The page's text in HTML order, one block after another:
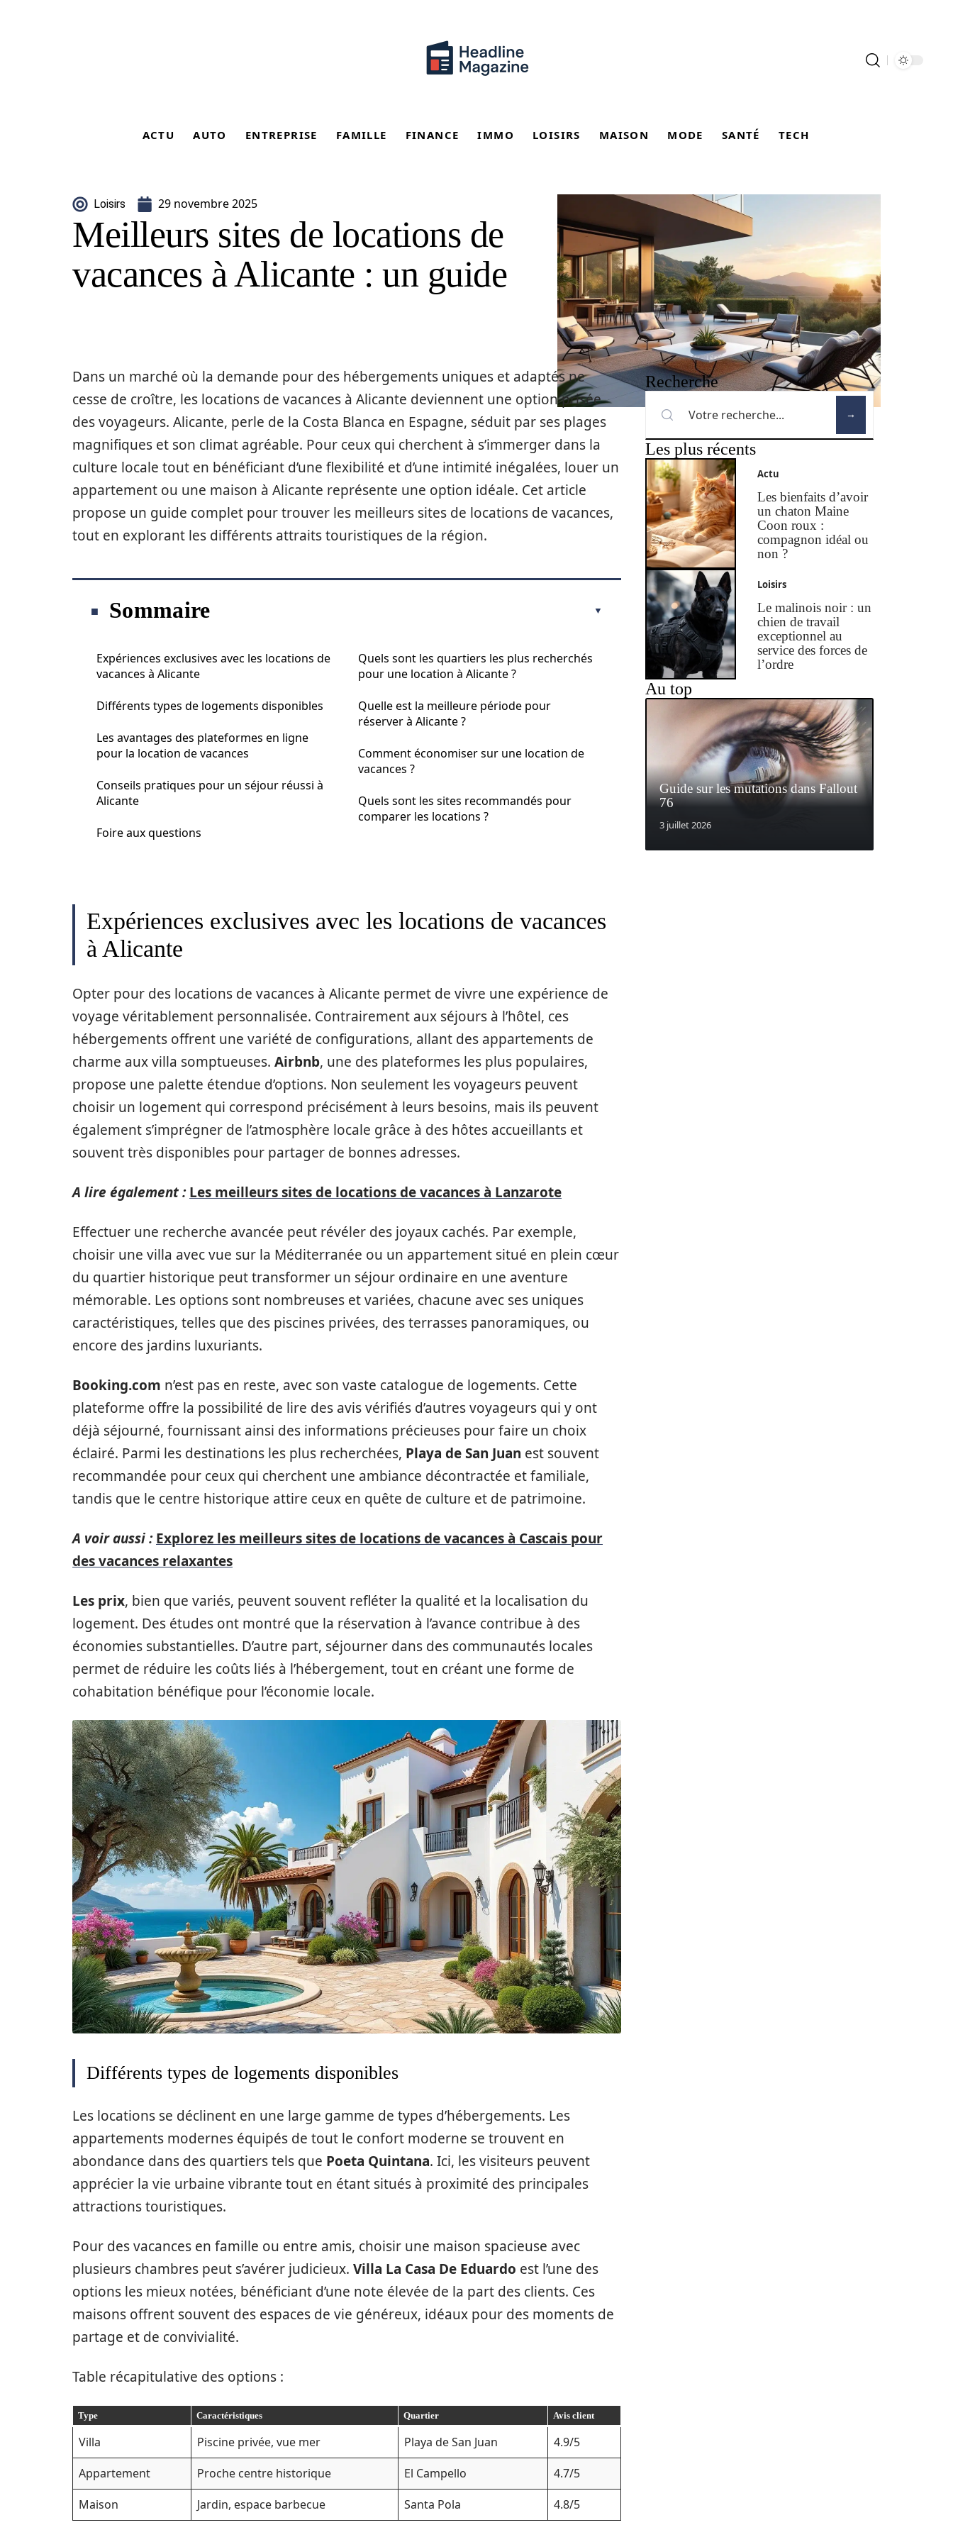
ACTU AUTO ENTREPRISE FAMILLE FINANCE IMMO LOISIRS MAISON MODE SANTÉ TECH
Loisirs 29 novembre 2025
Meilleurs sites de locations de
vacances à Alicante : un guide
Dans un marché où la demande pour des hébergements uniques et adaptés ne
cesse de croître, les locations de vacances à Alicante deviennent une option prisée
des voyageurs. Alicante, perle de la Costa Blanca en Espagne, séduit par ses plages
magnifiques et son climat agréable. Pour ceux qui cherchent à s’immerger dans la
culture locale tout en bénéficiant d’une flexibilité et d’une intimité inégalées, louer un
appartement ou une maison à Alicante représente une option idéale. Cet article
propose un guide complet pour trouver les meilleurs sites de locations de vacances,
tout en explorant les différents attraits touristiques de la région.
Sommaire
Expériences exclusives avec les locations de
vacances à Alicante
Différents types de logements disponibles
Les avantages des plateformes en ligne
pour la location de vacances
Conseils pratiques pour un séjour réussi à
Alicante
Foire aux questions
Quels sont les quartiers les plus recherchés
pour une location à Alicante ?
Quelle est la meilleure période pour
réserver à Alicante ?
Comment économiser sur une location de
vacances ?
Quels sont les sites recommandés pour
comparer les locations ?
Expériences exclusives avec les locations de vacances
à Alicante
Opter pour des locations de vacances à Alicante permet de vivre une expérience de
voyage véritablement personnalisée. Contrairement aux séjours à l’hôtel, ces
hébergements offrent une variété de configurations, allant des appartements de
charme aux villa somptueuses. Airbnb, une des plateformes les plus populaires,
propose une palette étendue d’options. Non seulement les voyageurs peuvent
choisir un logement qui correspond précisément à leurs besoins, mais ils peuvent
également s’imprégner de l’atmosphère locale grâce à des hôtes accueillants et
souvent très disponibles pour partager de bonnes adresses.
A lire également : Les meilleurs sites de locations de vacances à Lanzarote
Effectuer une recherche avancée peut révéler des joyaux cachés. Par exemple,
choisir une villa avec vue sur la Méditerranée ou un appartement situé en plein cœur
du quartier historique peut transformer un séjour ordinaire en une aventure
mémorable. Les options sont nombreuses et variées, chacune avec ses uniques
caractéristiques, telles que des piscines privées, des terrasses panoramiques, ou
encore des jardins luxuriants.
Booking.com n’est pas en reste, avec son vaste catalogue de logements. Cette
plateforme offre la possibilité de lire des avis vérifiés d’autres voyageurs qui y ont
déjà séjourné, fournissant ainsi des informations précieuses pour faire un choix
éclairé. Parmi les destinations les plus recherchées, Playa de San Juan est souvent
recommandée pour ceux qui cherchent une ambiance décontractée et familiale,
tandis que le centre historique attire ceux en quête de culture et de patrimoine.
A voir aussi : Explorez les meilleurs sites de locations de vacances à Cascais pour
des vacances relaxantes
Les prix, bien que variés, peuvent souvent refléter la qualité et la localisation du
logement. Des études ont montré que la réservation à l’avance contribue à des
économies substantielles. D’autre part, séjourner dans des communautés locales
permet de réduire les coûts liés à l’hébergement, tout en créant une forme de
cohabitation bénéfique pour l’économie locale.
Différents types de logements disponibles
Les locations se déclinent en une large gamme de types d’hébergements. Les
appartements modernes équipés de tout le confort moderne se trouvent en
abondance dans des quartiers tels que Poeta Quintana. Ici, les visiteurs peuvent
apprécier la vie urbaine vibrante tout en étant situés à proximité des principales
attractions touristiques.
Pour des vacances en famille ou entre amis, choisir une maison spacieuse avec
plusieurs chambres peut s’avérer judicieux. Villa La Casa De Eduardo est l’une des
options les mieux notées, bénéficiant d’une note élevée de la part des clients. Ces
maisons offrent souvent des espaces de vie généreux, idéaux pour des moments de
partage et de convivialité.
Table récapitulative des options :
Type Caractéristiques Quartier Avis client
Villa Piscine privée, vue mer Playa de San Juan
4.9/5
Appartement
Proche centre historique El Campello
4.7/5
Maison
Jardin, espace barbecue Santa Pola 4.8/5
Recherche
Les plus récents
Actu
Les bienfaits d’avoir
un chaton Maine
Coon roux :
compagnon idéal ou
non ?
Loisirs
Le malinois noir : un
chien de travail
exceptionnel au
service des forces de
l’ordre
Au top
Guide sur les mutations dans Fallout
76
3 juillet 2026